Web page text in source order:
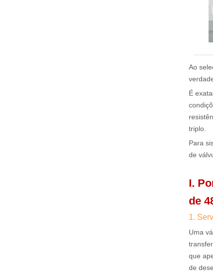
Ao
É
triplo.
Para
de
I.
de
1.
Uma
que
de